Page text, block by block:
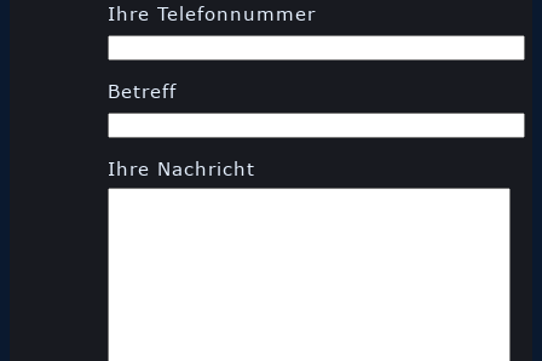
Ihre Telefonnummer
Betreff
Ihre Nachricht